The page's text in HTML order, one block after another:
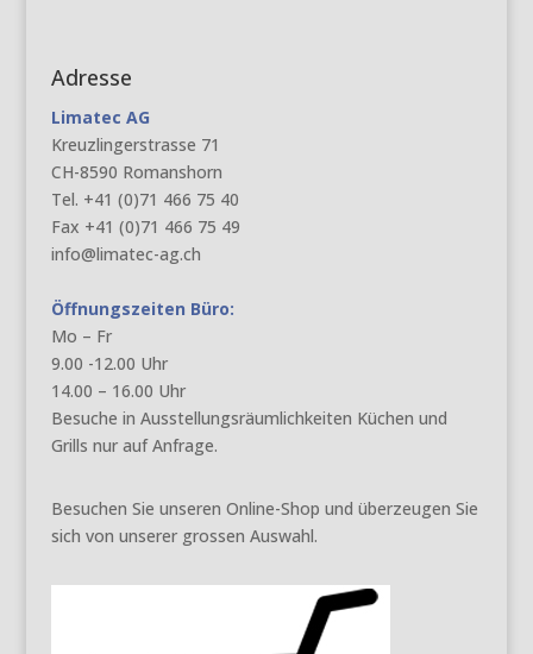
Adresse
Limatec AG
Kreuzlingerstrasse 71
CH-8590 Romanshorn
Tel. +41 (0)71 466 75 40
Fax +41 (0)71 466 75 49
info@limatec-ag.ch
Öffnungszeiten Büro:
Mo – Fr
9.00 -12.00 Uhr
14.00 – 16.00 Uhr
Besuche in Ausstellungsräumlichkeiten Küchen und
Grills nur auf Anfrage.
Besuchen Sie unseren Online-Shop und überzeugen Sie
sich von unserer grossen Auswahl.